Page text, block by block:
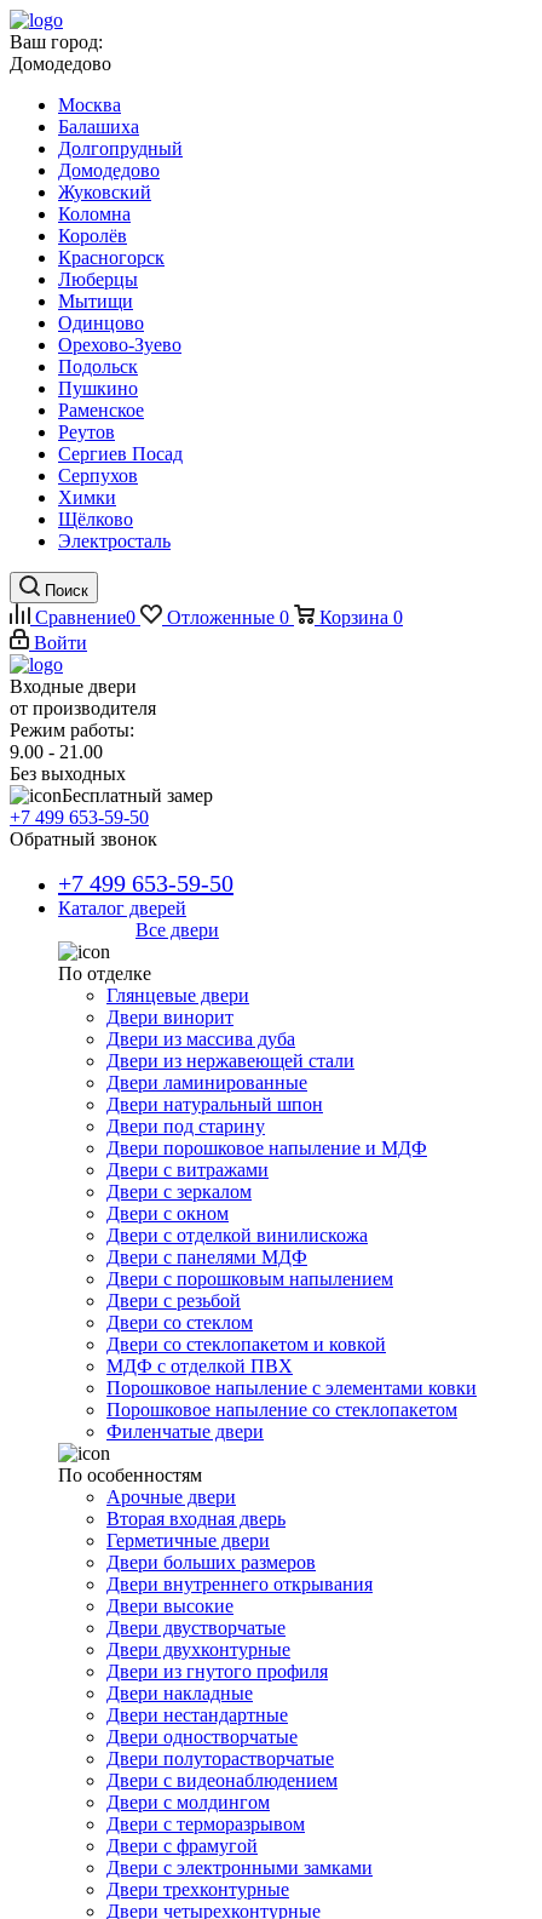
Ваш город:
Домодедово
Москва
Балашиха
Долгопрудный
Домодедово
Жуковский
Коломна
Королёв
Красногорск
Люберцы
Мытищи
Одинцово
Орехово-Зуево
Подольск
Пушкино
Раменское
Реутов
Сергиев Посад
Серпухов
Химки
Щёлково
Электросталь
Поиск
Сравнение0 Отложенные 0 Корзина 0
Войти
Входные двери
от производителя
Режим работы:
9.00 - 21.00
Без выходных
Бесплатный замер
+7 499 653-59-50
Обратный звонок
+7 499 653-59-50
Каталог дверей
Все двери
По отделке
Глянцевые двери
Двери винорит
Двери из массива дуба
Двери из нержавеющей стали
Двери ламинированные
Двери натуральный шпон
Двери под старину
Двери порошковое напыление и МДФ
Двери с витражами
Двери с зеркалом
Двери с окном
Двери с отделкой винилискожа
Двери с панелями МДФ
Двери с порошковым напылением
Двери с резьбой
Двери со стеклом
Двери со стеклопакетом и ковкой
МДФ с отделкой ПВХ
Порошковое напыление с элементами ковки
Порошковое напыление со стеклопакетом
Филенчатые двери
По особенностям
Арочные двери
Вторая входная дверь
Герметичные двери
Двери больших размеров
Двери внутреннего открывания
Двери высокие
Двери двустворчатые
Двери двухконтурные
Двери из гнутого профиля
Двери накладные
Двери нестандартные
Двери одностворчатые
Двери полуторастворчатые
Двери с видеонаблюдением
Двери с молдингом
Двери с терморазрывом
Двери с фрамугой
Двери с электронными замками
Двери трехконтурные
Двери четырехконтурные